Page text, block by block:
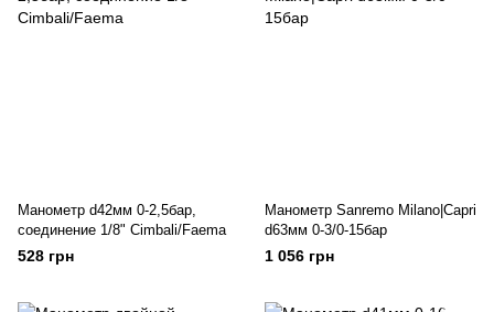
Манометр d42мм 0-2,5бар,
соединение 1/8" Cimbali/Faema
528 грн
Манометр Sanremo Milano|Capri
d63мм 0-3/0-15бар
1 056 грн